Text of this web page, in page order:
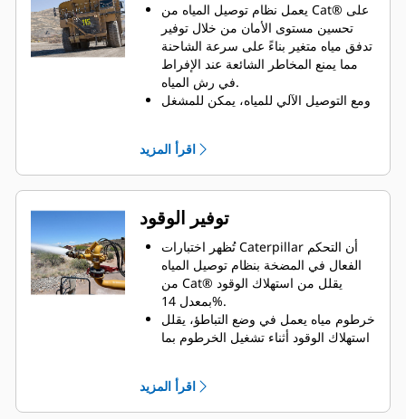
يعمل نظام توصيل المياه من Cat® على
تحسين مستوى الأمان من خلال توفير
تدفق مياه متغير بناءً على سرعة الشاحنة
مما يمنع المخاطر الشائعة عند الإفراط
في رش المياه.
ومع التوصيل الآلي للمياه، يمكن للمشغل
ويتيح التحكم عن بعد في ملء الخزان
للمشغل البقاء في الكابينة أثناء إعادة
الملء، مما يقلل من مخاطر الانزلاق.
عندما يكون خزان المياه ممتلئًا ، تمنع
خاصية الإيقاف التلقائي الملء الزائد
وتؤدي أيضًا إلى زيادة عمر المكونات.
يتميز النظام بخاصية بدء التشغيل
والإيقاف الأوتوماتيكي، وذلك بناءً على
سرعة الشاحنة، مما يحد من الإفراط في
رش المياه عند تقاطعات الطرق لتحسين
مستوى الأمان لجميع المركبات في
اقرأ المزيد
توفير الوقود
تُظهر اختبارات Caterpillar أن التحكم
الفعال في المضخة بنظام توصيل المياه
من Cat® يقلل من استهلاك الوقود
بمعدل 14%.
خرطوم مياه يعمل في وضع التباطؤ، يقلل
استهلاك الوقود أثناء تشغيل الخرطوم بما
اقرأ المزيد